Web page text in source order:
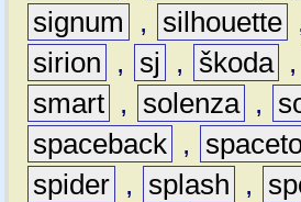
signum
, silhouette
sirion
, sj , škoda ,
smart , solenza ,
spaceback ,
spider , splash ,